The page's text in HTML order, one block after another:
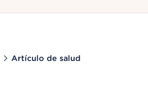
Artículo de salud